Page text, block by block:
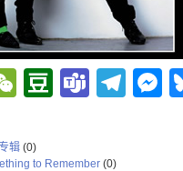
WeChat
Douban
Teams
辑 (0)
to Remember (0)